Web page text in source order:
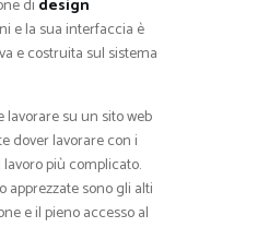
di design
e la sua interfaccia è
e costruita sul sistema
lavorare su un sito web
dover lavorare con i
più complicato.
sono gli alti
e il pieno accesso al